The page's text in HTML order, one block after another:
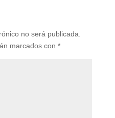
no será publicada.
marcados con *